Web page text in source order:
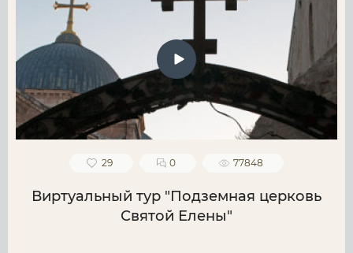
29 0 77848
Виртуальный тур "Подземная церковь
Святой Елены"